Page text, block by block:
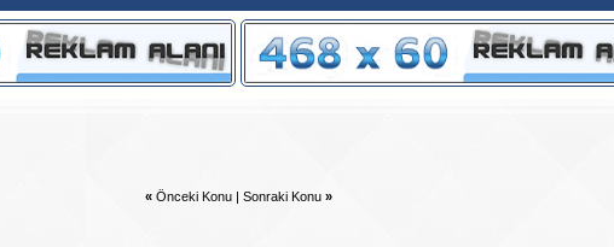
« Önceki Konu| Sonraki Konu »